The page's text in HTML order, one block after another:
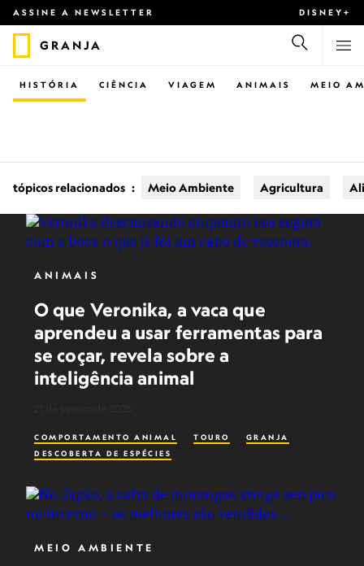
ASSINE A NEWSLETTER DISNEY+
GRANJA
CIÊNCIA VIAGEM ANIMAIS
HISTÓRIA MEIO
tópicos relacionados : Meio Ambiente Agricultura
ANIMAIS
O que Veronika, a vaca que
aprendeu a usar ferramentas para
se coçar, revela sobre a
inteligência animal
COMPORTAMENTO ANIMAL TOURO
GRANJA
DESCOBERTA DE ESPÉCIES
MEIO AMBIENTE